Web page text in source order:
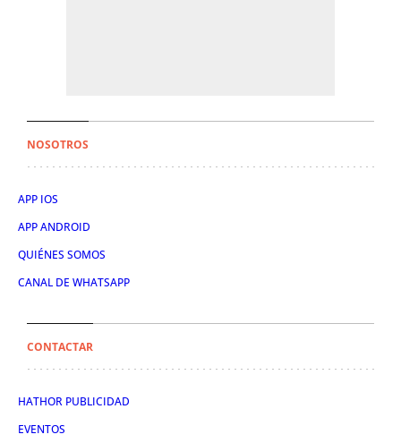
NOSOTROS
APP IOS
APP ANDROID
QUIÉNES SOMOS
CANAL DE WHATSAPP
CONTACTAR
HATHOR PUBLICIDAD
EVENTOS